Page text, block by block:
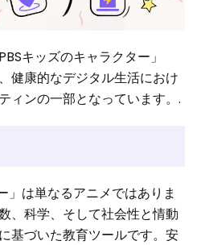
キッズのキャラクター」
健康的なデジタル生活におけ
ィンの一部となっています。.
」は単なるアニメではありま
、科学、そして社会性と情動
基づいた教育ツールです。安